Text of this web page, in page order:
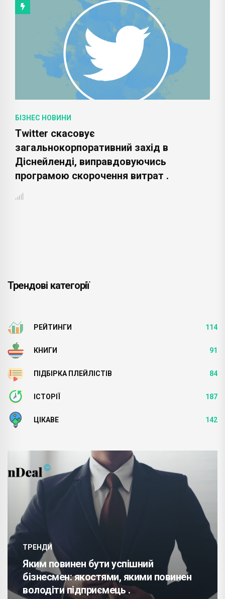
БІЗНЕС НОВИНИ
Twitter скасовує
загальнокорпоративний захід в
Діснейленді, виправдовуючись
програмою скорочення витрат .
Трендові категорії
РЕЙТИНГИ 114
КНИГИ 91
ПІДБІРКА ПЛЕЙЛІСТІВ 84
ІСТОРІЇ 187
ЦІКАВЕ 142
ТРЕНДИ
Яким повинен бути успішний
бізнесмен: якостями, якими повинен
володіти підприємець .